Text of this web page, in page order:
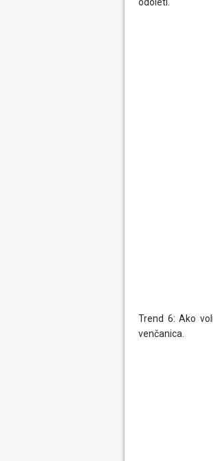
Trend 6: Ako
venčanica.